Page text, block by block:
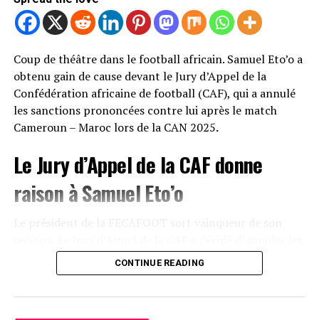
Coup de théâtre dans le football africain. Samuel Eto’o a
obtenu gain de cause devant le Jury d’Appel de la
Confédération africaine de football (CAF), qui a annulé
les sanctions prononcées contre lui après le match
Cameroun – Maroc lors de la CAN 2025.
Le Jury d’Appel de la CAF donne
raison à Samuel Eto’o
sanctions qui avaient été infligées à Samuel Eto’o à la
suite des incidents survenus après la rencontre entre le
CONTINUE READING